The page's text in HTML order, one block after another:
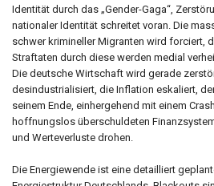
Identität durch das „Gender-Gaga“,
nationaler Identität schreitet voran. Die
schwer krimineller Migranten wird forciert,
Straftaten durch diese werden medial
Die deutsche Wirtschaft wird gerade
desindustrialisiert, die Inflation eskaliert,
seinem Ende, einhergehend mit einem
hoffnungslos überschuldeten
und Werteverluste drohen.
Die Energiewende ist eine detailliert